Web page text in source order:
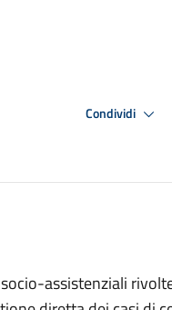
Condividi
assistenziali